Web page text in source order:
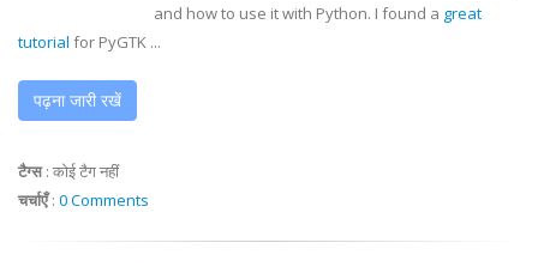
and how to use it with Python. I found a great
tutorial for PyGTK ...
पढ़ना जारी रखें
टैग्स: कोई टैग नहीं
चर्चाएँ: 0 Comments